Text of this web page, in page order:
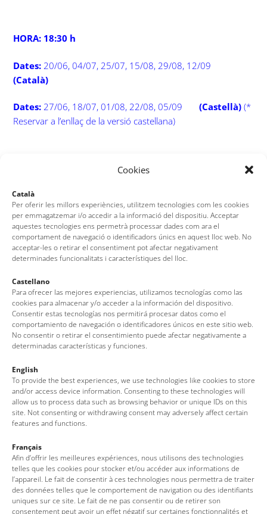
Cookies
Català
Per oferir les millors experiències, utilitzem tecnologies com les cookies
per emmagatzemar i/o accedir a la informació del dispositiu. Acceptar
aquestes tecnologies ens permetrà processar dades com ara el
comportament de navegació o identificadors únics en aquest lloc web. No
acceptar-les o retirar el consentiment pot afectar negativament
determinades funcionalitats i característiques del lloc.
Castellano
Para ofrecer las mejores experiencias, utilizamos tecnologías como las
cookies para almacenar y/o acceder a la información del dispositivo.
Consentir estas tecnologías nos permitirá procesar datos como el
comportamiento de navegación o identificadores únicos en este sitio web.
No consentir o retirar el consentimiento puede afectar negativamente a
determinadas características y funciones.
English
To provide the best experiences, we use technologies like cookies to store
and/or access device information. Consenting to these technologies will
allow us to process data such as browsing behavior or unique IDs on this
site. Not consenting or withdrawing consent may adversely affect certain
features and functions.
Français
Afin d’offrir les meilleures expériences, nous utilisons des technologies
telles que les cookies pour stocker et/ou accéder aux informations de
l’appareil. Le fait de consentir à ces technologies nous permettra de traiter
des données telles que le comportement de navigation ou des identifiants
uniques sur ce site. Le fait de ne pas consentir ou de retirer son
consentement peut avoir un effet négatif sur certaines fonctionnalités et
HORA: 18:30 h
Dates: 20/06, 04/07, 25/07, 15/08, 29/08, 12/09
(Català)
Dates: 27/06, 18/07, 01/08, 22/08, 05/09 (Castellà) (*
Reservar a l’enllaç de la versió castellana)
Un cop adquirida l’entrada únicament serà canviada o
retornat el seu import si es cancel·la fins a 24 hores abans
de l’inici de la visita guiada i només en cas d’impossibilitat
d’assistència de força major justificada.
Compra d’entrades awww.entrapolis.com (dates en
horari matí) o bé awww.entrapolis.com(dates en
Veure l’agenda
Oficina de Turisme de Tossa de Mar
Av. del Pelegrí, 25 – Edifici La Nau · 17320 – Tossa de Mar
(Girona – Costa Brava)